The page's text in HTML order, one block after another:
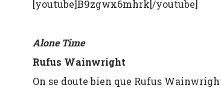
[youtube]B9zgwx6mhrk[/youtube]
Alone Time
Rufus Wainwright
On se doute bien que Rufus